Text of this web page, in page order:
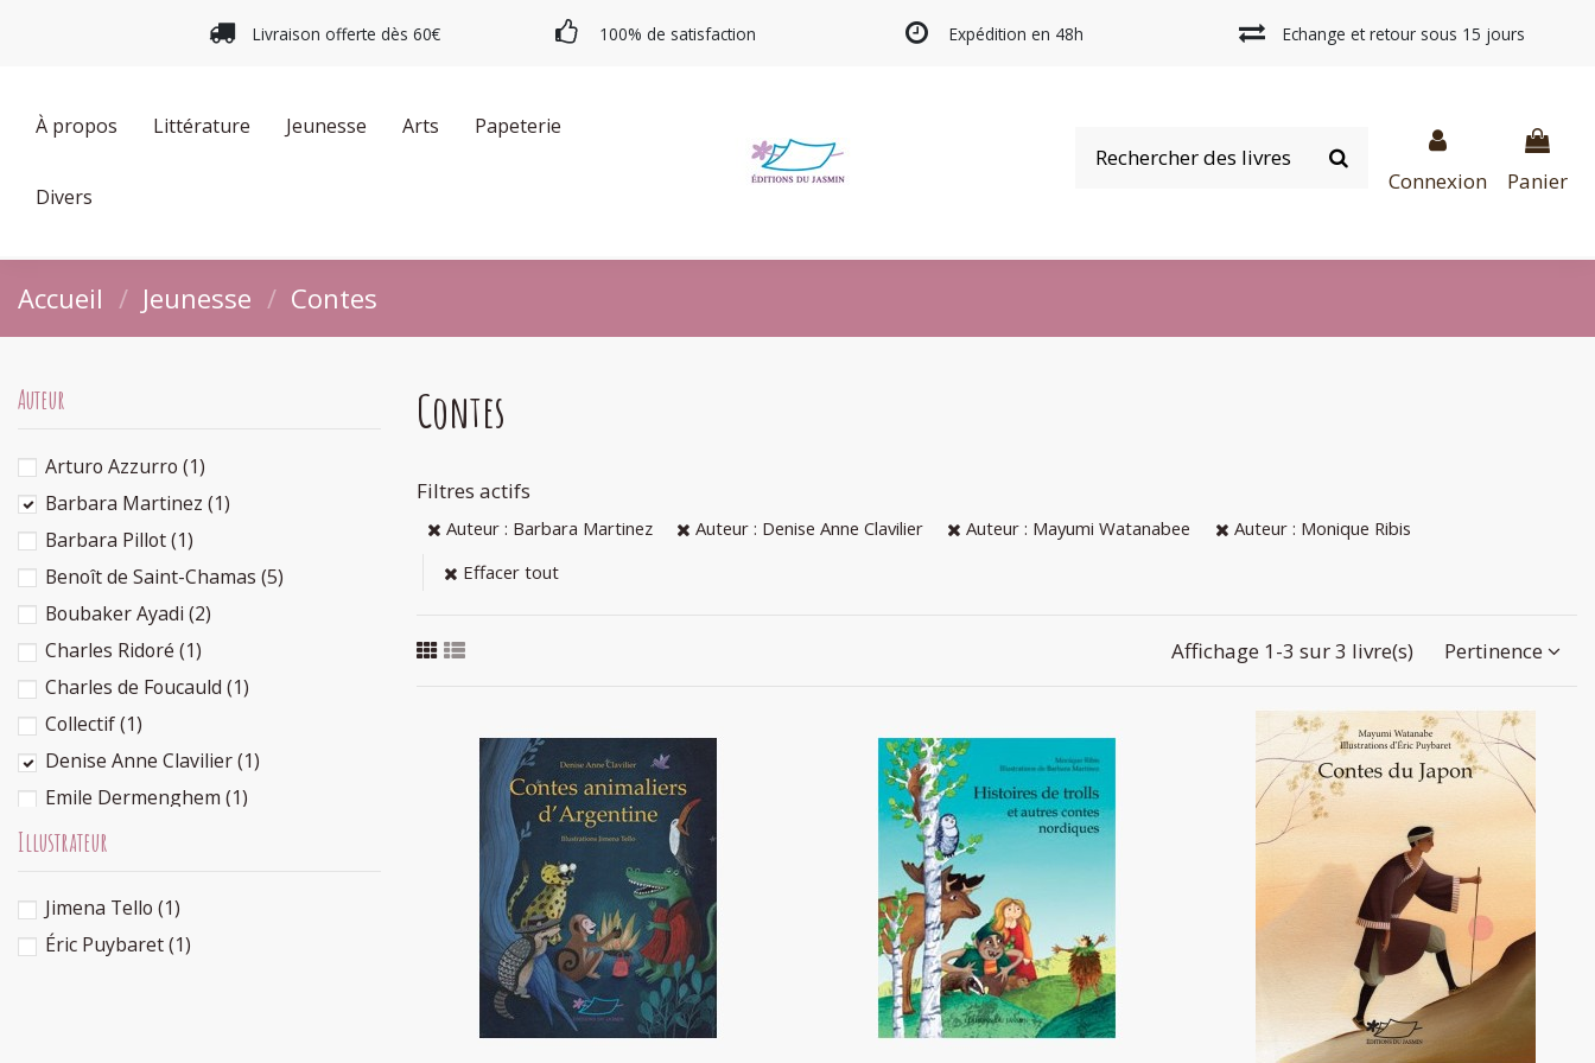
Livraison offerte dès 60€ 100% de satisfaction Expédition en 48h Echange et retour sous 15 jours
À propos Littérature Jeunesse Arts Papeterie
Divers
Connexion Panier
Accueil Jeunesse Contes
Contes
Filtres actifs
Auteur : Barbara Martinez Auteur : Denise Anne Clavilier Auteur : Mayumi Watanabee
Auteur : Monique Ribis
Effacer tout
Affichage 1-3 sur 3 livre(s) Pertinence
Contes animaliers d'Argentine
12,90 €
Histoires de trolls et autres contes
nordiques
12,20 €
Contes du Japon
12,90 €
Auteur
Arturo Azzurro (1)
Barbara Martinez (1)
Barbara Pillot(1)
Benoît de Saint-Chamas (5)
Boubaker Ayadi (2)
Charles Ridoré (1)
Charles de Foucauld (1)
Collectif(1)
Denise Anne Clavilier(1)
Emile Dermenghem (1)
Emilia Stepien
Estelle Cantala
Françoise Rachmuhl
Illustrateur
Jimena Tello (1)
Éric Puybaret(1)